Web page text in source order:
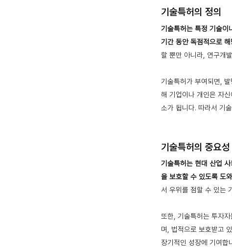
기술특허의 정의
기술특허는 특정 기술이
기간 동안 독점적으로
할 뿐만 아니라, 연구개
기술특허가 부여되면,
해 기업이나 개인은 자
소가 됩니다. 따라서 기
기술특허의 중요성
기술특허는 현대 산업
을 보호할 수 있도록 도
서 우위를 점할 수 있는
또한, 기술특허는 투자
며, 법적으로 보호받고
장기적인 성장에 기여합